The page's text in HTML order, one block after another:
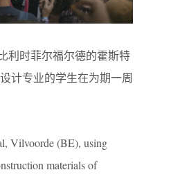
利时菲尔福尔德的霍斯特
计专业的学生在为期一周
Vilvoorde (BE), using
materials of